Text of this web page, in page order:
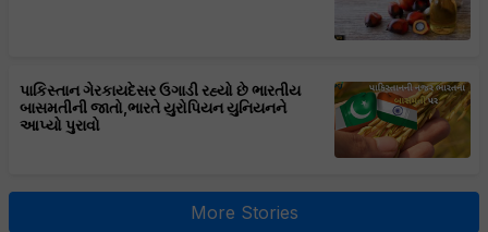
પાકિસ્તાન ગેરકાયદેસર ઉગાડી રહ્યો છે ભારતીય
બાસમતીની જાતો,ભારતે યુરોપિયન યુનિયનને
આપ્યો પુરાવો
More Stories